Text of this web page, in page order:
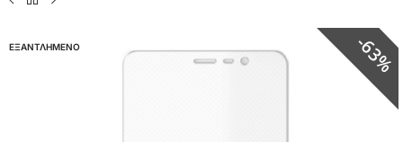
ΕΞΑΝΤΛΗΜΕΝΟ 63%